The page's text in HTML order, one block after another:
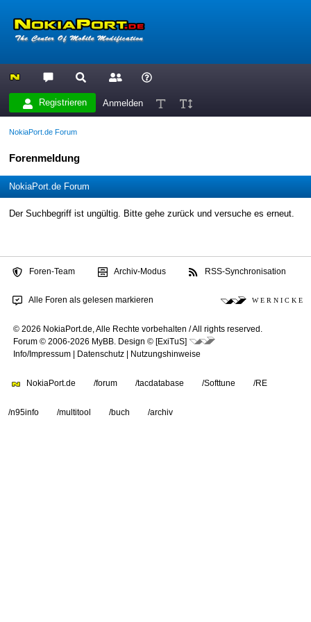
Registrieren Anmelden
NokiaPort.de Forum
Forenmeldung
NokiaPort.de Forum
Der Suchbegriff ist ungültig. Bitte gehe zurück und versuche es erneut.
Foren-Team Archiv-Modus RSS-Synchronisation
Alle Foren als gelesen markieren W E R N I C K E
© 2026 NokiaPort.de, Alle Rechte vorbehalten /All rights reserved.
Forum © 2006-2026 MyBB
Design © [ExiTuS]
Info/Impressum
Datenschutz Nutzungshinweise
NokiaPort.de /forum /tacdatabase /Softtune /RE
/n95info /multitool /buch /archiv